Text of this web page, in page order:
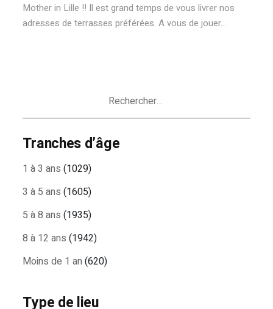
Mother in Lille !! Il est grand temps de vous livrer nos
adresses de terrasses préférées. A vous de jouer...
Tranches d’âge
1 à 3 ans (1029)
3 à 5 ans (1605)
5 à 8 ans (1935)
8 à 12 ans (1942)
Moins de 1 an (620)
Type de lieu